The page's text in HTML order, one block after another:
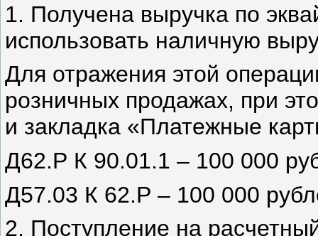
1. Получена выручка по
использовать наличную
Для отражения этой
розничных продажах, при
и закладка «Платежные
Д62.Р К 90.01.1 – 100 000
Д57.03 К 62.Р – 100 000
2. Поступление на